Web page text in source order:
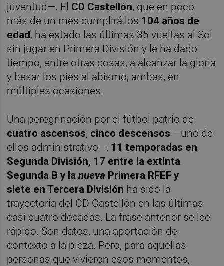
juventud—. El CD Castellón, que en poco
más de un mes cumplirá los 104 años de
edad, ha estado las últimas 35 vueltas al Sol
sin jugar en Primera División y le ha dado
tiempo, entre otras cosas, a alcanzar la gloria
y besar los pies al abismo, ambas, en
múltiples ocasiones.
Una peregrinación por el fútbol patrio de
cuatro ascensos, cinco descensos —uno de
ellos administrativo—, 11 temporadas en
Segunda División, 17 entre la extinta
Segunda B y lanueva Primera RFEF y
siete en Tercera División ha sido la
trayectoria del CD Castellón en las últimas
casi cuatro décadas. La frase anterior se lee
rápido. Son datos, una aportación de
contexto a la pieza. Pero, para aquellas
personas que vivieron esos momentos,